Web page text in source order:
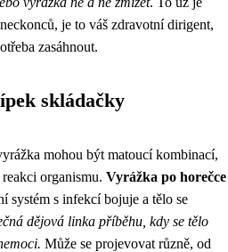
je to váš zdravotní dirigent,
zasáhnout.
skládačky
mohou být matoucí kombinací,
organismu. Vyrážka po horečce
systém s infekcí bojuje a tělo se
dějová linka příběhu, kdy se tělo
Může se projevovat různě, od